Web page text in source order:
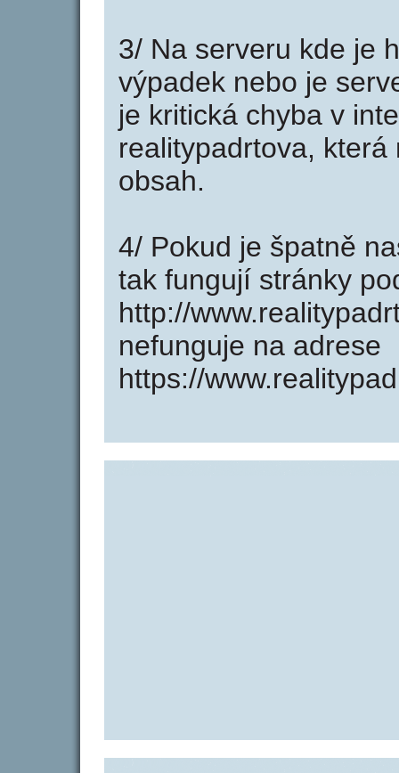
3/ Na serveru kde je
výpadek nebo je
je kritická chyba v
realitypadrtova,
obsah.
4/ Pokud je špatně
tak fungují stránky
http://
nefunguje na adrese
https://